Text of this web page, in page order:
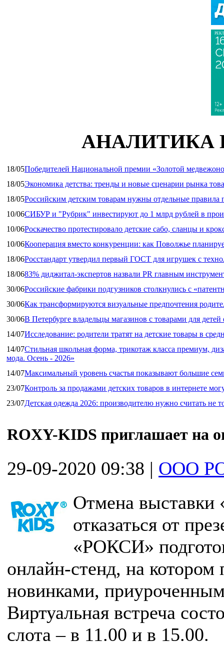
АНАЛИТИКА
18/05Победителей Национальной премии «Золотой
18/05Экономика детства: тренды и новые сценарии рынка
18/05Российским детским товарам нужны отдельные правила
10/06СИБУР и "Рубрик" инвестируют до 1 млрд рублей в
10/06Роскачество протестировало детские сабо, сланцы и
10/06Кооперация вместо конкуренции: как Поволжье
18/06Росстандарт утвердил первый ГОСТ для игрушек с
18/0683% диджитал‑экспертов назвали PR главным
30/06Российские фабрики подгузников столкнулись с
30/06Как трансформируются визуальные предпочтения
30/06В Петербурге владельцы магазинов с товарами для
14/07Исследование: родители тратят на детские товары в
14/07Стильная школьная форма, трикотаж класса премиум,
мода. Осень - 2026»
14/07Максимальный уровень счастья показывают большие
23/07Контроль за продажами детских товаров в интернете
23/07Детская одежда 2026: производителю нужно считать не
ROXY-KIDS приглашает на
29-09-2020 09:38 | ООО
Отмена выставки
отказаться от
«РОКСИ»
онлайн-стенд, на
новинками,
Виртуальная встреча
слота – в 11.00 и в 15.00.